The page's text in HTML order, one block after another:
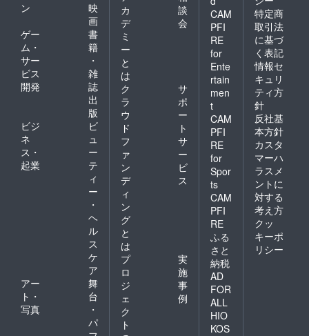
ン
映
画
ゲー
ム・
サー
ビス
開発
書
籍
・
雑
誌
出
版
ビジ
ネ
ス・
起業
ビ
ュ
ー
テ
ィ
ー
・
ヘ
ル
ス
ケ
ア
アー
ト・
写真
舞
台
・
パ
カ
デ
ミ
ー
と
は
談
会
ク
ラ
ウ
ド
フ
ァ
ン
デ
ィ
ン
グ
と
は
サ
ポ
ー
ト
サ
ー
ビ
ス
プ
ロ
ジ
ェ
ク
ト
実
施
事
例
CAM
PFI
RE
for
Ente
rtain
men
t
CAM
PFI
RE
for
Spor
ts
CAM
PFI
RE
ふる
さと
納税
AD
FOR
ALL
HIO
KOS
特定商
取引法
に基づ
く表記
情報セ
キュリ
ティ方
針
反社基
本方針
カスタ
マーハ
ラスメ
ントに
対する
考え方
クッ
キーポ
リシー